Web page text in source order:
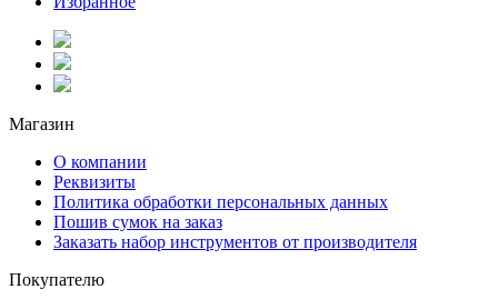
Магазин
О компании
Реквизиты
Политика обработки персональных данных
Пошив сумок на заказ
Заказать набор инструментов от производителя
Покупателю